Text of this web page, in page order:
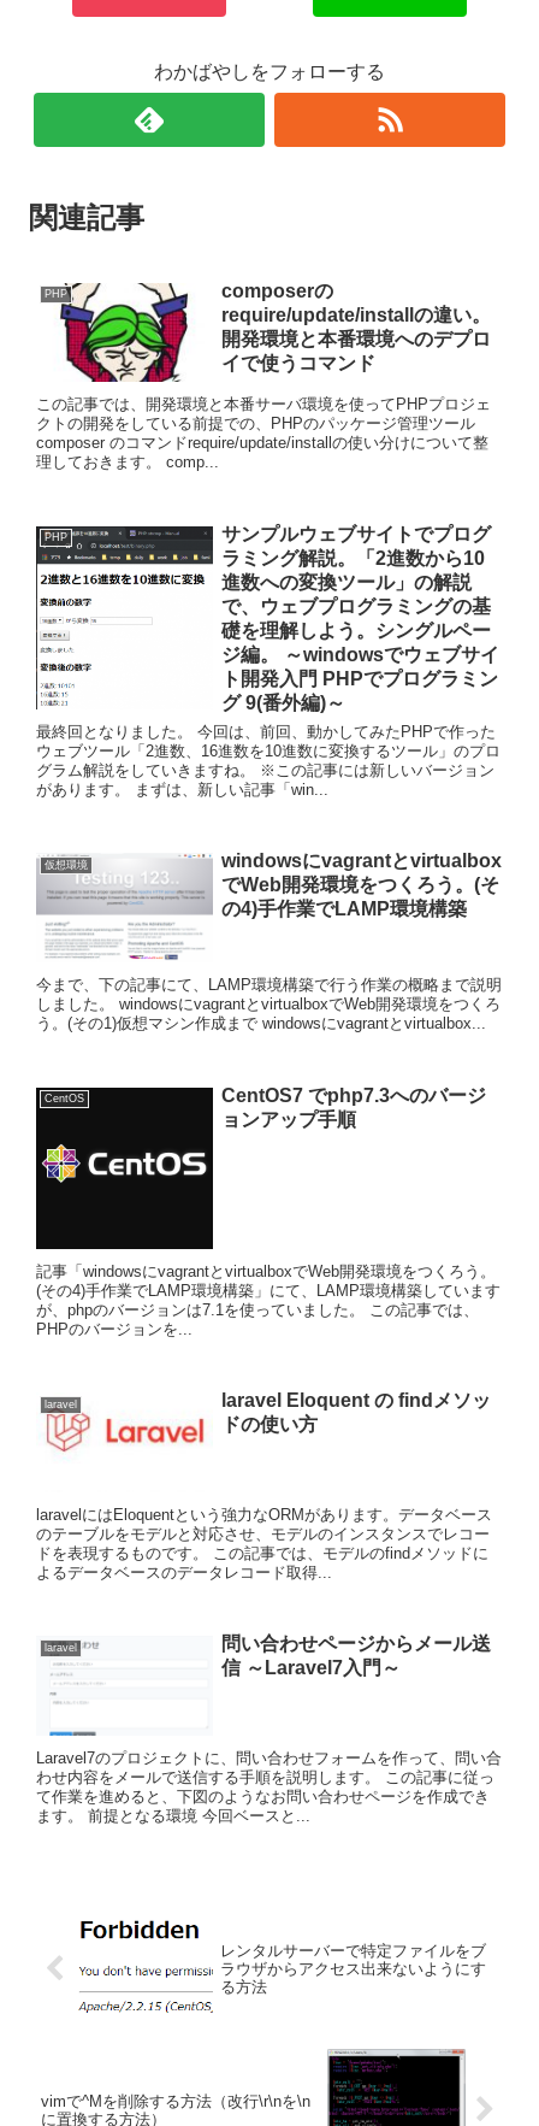
わかばやしをフォローする
関連記事
PHP
composerの
require/update/installの違い。
開発環境と本番環境へのデプロ
イで使うコマンド
この記事では、開発環境と本番サーバ環境を使ってPHPプロジェ
クトの開発をしている前提での、PHPのパッケージ管理ツール
composer のコマンドrequire/update/installの使い分けについて整
理しておきます。 comp...
PHP
サンプルウェブサイトでプログ
ラミング解説。「2進数から10
進数への変換ツール」の解説
で、ウェブプログラミングの基
礎を理解しよう。シングルペー
ジ編。 ～windowsでウェブサイ
ト開発入門 PHPでプログラミン
グ 9(番外編)～
最終回となりました。 今回は、前回、動かしてみたPHPで作った
ウェブツール「2進数、16進数を10進数に変換するツール」のプロ
グラム解説をしていきますね。 ※この記事には新しいバージョン
があります。 まずは、新しい記事「win...
仮想環境
windowsにvagrantとvirtualbox
でWeb開発環境をつくろう。(そ
の4)手作業でLAMP環境構築
今まで、下の記事にて、LAMP環境構築で行う作業の概略まで説明
しました。 windowsにvagrantとvirtualboxでWeb開発環境をつくろ
う。(その1)仮想マシン作成まで windowsにvagrantとvirtualbox...
CentOS
CentOS7 でphp7.3へのバージ
ョンアップ手順
記事「windowsにvagrantとvirtualboxでWeb開発環境をつくろう。
(その4)手作業でLAMP環境構築」にて、LAMP環境構築しています
が、phpのバージョンは7.1を使っていました。 この記事では、
PHPのバージョンを...
laravel
laravel Eloquent の findメソッ
ドの使い方
laravelにはEloquentという強力なORMがあります。データベース
のテーブルをモデルと対応させ、モデルのインスタンスでレコー
ドを表現するものです。 この記事では、モデルのfindメソッドに
よるデータベースのデータレコード取得...
laravel
問い合わせページからメール送
信 ～Laravel7入門～
Laravel7のプロジェクトに、問い合わせフォームを作って、問い合
わせ内容をメールで送信する手順を説明します。 この記事に従っ
て作業を進めると、下図のようなお問い合わせページを作成でき
ます。 前提となる環境 今回ベースと...
レンタルサーバーで特定ファイルをブ
ラウザからアクセス出来ないようにす
る方法
vimで^Mを削除する方法（改行\r\nを\n
に置換する方法）